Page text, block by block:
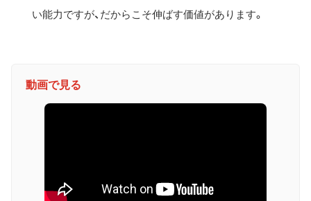
い能力ですが、だからこそ伸ばす価値があります。
動画で見る